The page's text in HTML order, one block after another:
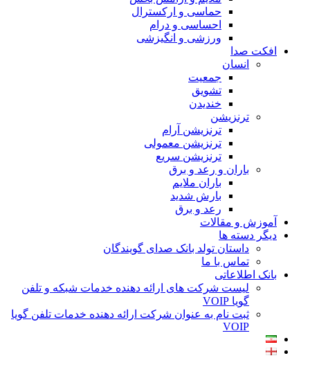
حماسی و ارکسترال
احساسی و درام
ورزشی و انگیزشی
صدا
ترنزیشن آرام
ترنزیشن معمولی
ترنزیشن سریع
باران و رعد و برق
باران ملایم
بارش شدید
رعد و برق
و مقالات
ها
داستان تولد بانک صدای گویندگان
تماس با ما
لیست شرکت های ارائه دهنده خدمات شبکه و تلفن
ثبت نام به عنوان شرکت ارائه دهنده خدمات تلفن گویا